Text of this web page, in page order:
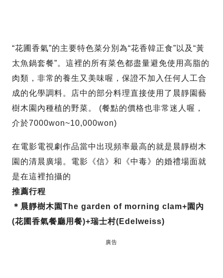
“花圃香氣”的主要特色菜分別為“花香韓正食”以及“黃
太魚鍋套餐”。這裡的所有菜色都盡量避免使用高脂的
肉類，非常的養生又美味喔，保證不加入任何人工合
成的化學調料。店中的部分料理直接使用了晨靜園藝
樹木園內種植的野菜。 (餐點的價格也非常迷人喔，
介於7000won~10,000won)
在電影電視劇作品當中出現頻率最高的就是晨靜樹木
園的清晨廣場。電影《信》和《中毒》的婚禮場面就
是在這裡拍攝的
推薦行程
＊晨靜樹木園The garden of morning clam+園內
(花圃香氣餐廳用餐)+瑞士村(Edelweiss)
廣告